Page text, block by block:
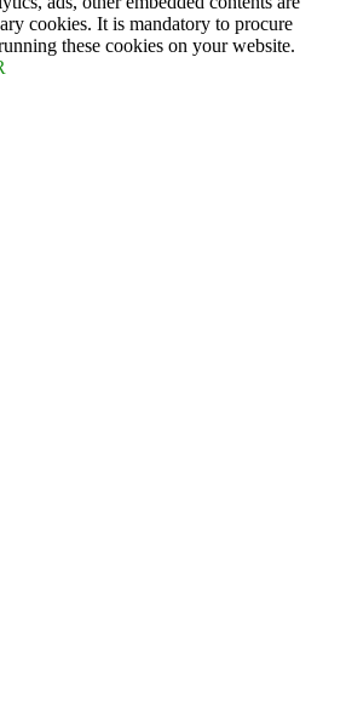
cookies. It is mandatory to procure
these cookies on your website.